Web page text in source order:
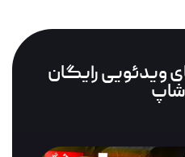
ویدئویی رایگان